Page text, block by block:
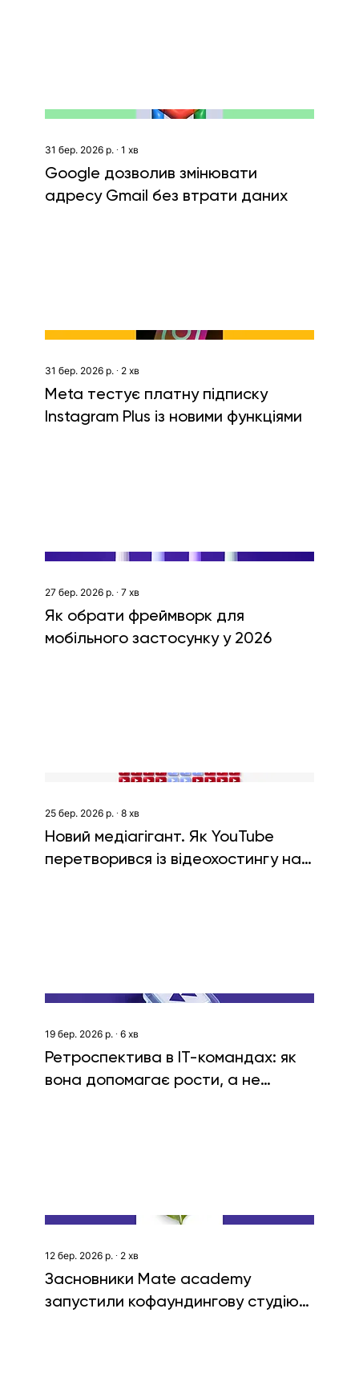
31 бер. 2026 р. ∙ 1 хв
Google дозволив змінювати
адресу Gmail без втрати даних
31 бер. 2026 р.∙ 2 хв
Meta тестує платну підписку
Instagram Plus із новими функціями
27 бер. 2026 р. ∙ 7 хв
Як обрати фреймворк для
мобільного застосунку у 2026
25 бер. 2026 р. ∙ 8 хв
Новий медіагігант. Як YouTube
перетворився із відеохостингу на
19 бер. 2026 р.∙ 6 хв
Ретроспектива в ІТ-командах: як
вона допомагає рости, а не
12 бер. 2026 р. ∙ 2 хв
Засновники Mate academy
запустили кофаундингову студію